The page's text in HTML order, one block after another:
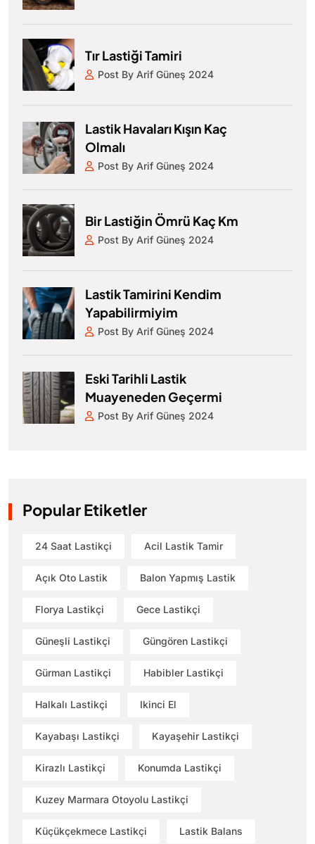
Tır Lastiği Tamiri
Post By Arif Güneş 2024
Lastik Havaları Kışın Kaç
Olmalı
Post By Arif Güneş 2024
Bir Lastiğin Ömrü Kaç Km
Post By Arif Güneş 2024
Lastik Tamirini Kendim
Yapabilirmiyim
Post By Arif Güneş 2024
Eski Tarihli Lastik
Muayeneden Geçermi
Post By Arif Güneş 2024
Popular Etiketler
24 Saat Lastikçi Acil Lastik Tamir
Açık Oto Lastik Balon Yapmış Lastik
Florya Lastikçi Gece Lastikçi
Güneşli Lastikçi Güngören Lastikçi
Gürman Lastikçi Habibler Lastikçi
Halkalı Lastikçi Ikinci El
Kayabaşı Lastikçi Kayaşehir Lastikçi
Kirazlı Lastikçi Konumda Lastikçi
Kuzey Marmara Otoyolu Lastikçi
Küçükçekmece Lastikçi Lastik Balans